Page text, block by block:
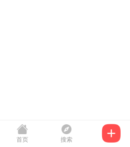
首页 搜索